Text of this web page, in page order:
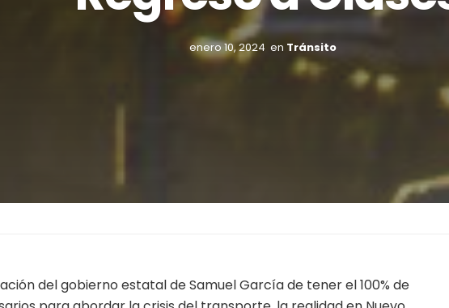
enero 10, 2024 en Tránsito
del gobierno estatal de Samuel García de tener el 100% de